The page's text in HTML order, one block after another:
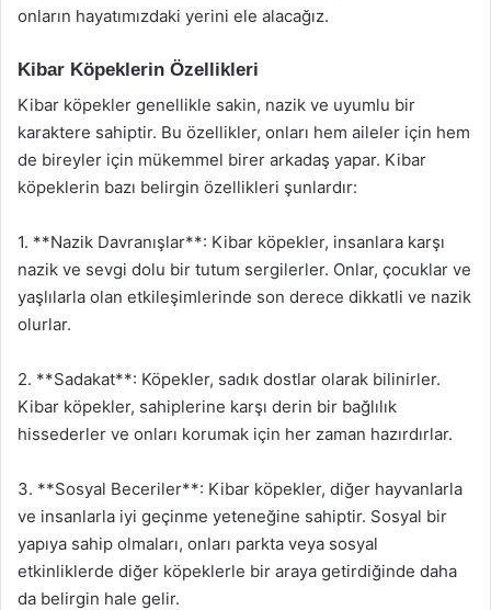
onların hayatımızdaki yerini ele alacağız.
Kibar Köpeklerin Özellikleri
Kibar köpekler genellikle sakin, nazik ve uyumlu bir
karaktere sahiptir. Bu özellikler, onları hem aileler için hem
de bireyler için mükemmel birer arkadaş yapar. Kibar
köpeklerin bazı belirgin özellikleri şunlardır:
1. **Nazik Davranışlar**: Kibar köpekler, insanlara karşı
nazik ve sevgi dolu bir tutum sergilerler. Onlar, çocuklar ve
yaşlılarla olan etkileşimlerinde son derece dikkatli ve nazik
olurlar.
2. **Sadakat**: Köpekler, sadık dostlar olarak bilinirler.
Kibar köpekler, sahiplerine karşı derin bir bağlılık
hissederler ve onları korumak için her zaman hazırdırlar.
3. **Sosyal Beceriler**: Kibar köpekler, diğer hayvanlarla
ve insanlarla iyi geçinme yeteneğine sahiptir. Sosyal bir
yapıya sahip olmaları, onları parkta veya sosyal
etkinliklerde diğer köpeklerle bir araya getirdiğinde daha
da belirgin hale gelir.